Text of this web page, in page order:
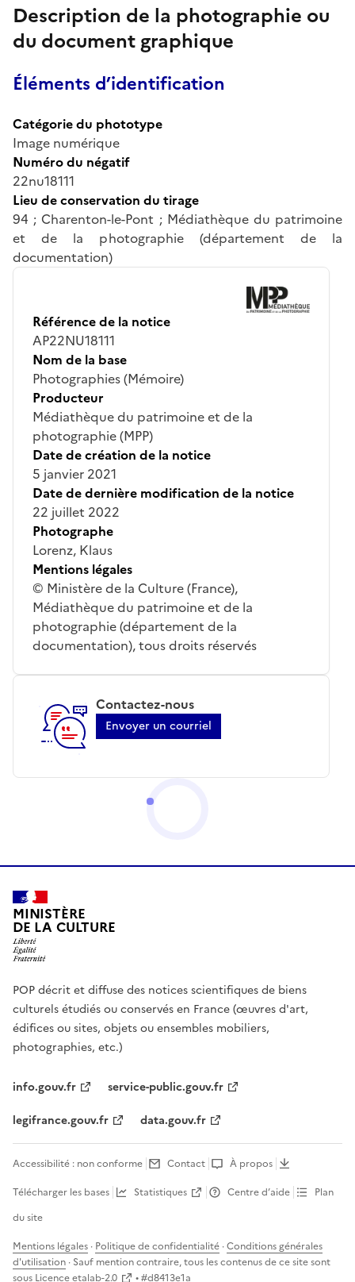
Description de la photographie ou
du document graphique
Éléments d’identification
Catégorie du phototype
Image numérique
Numéro du négatif
22nu18111
Lieu de conservation du tirage
94 ; Charenton-le-Pont ; Médiathèque du patrimoine
et de la photographie (département de la
documentation)
Référence de la notice
AP22NU18111
Nom de la base
Photographies (Mémoire)
Producteur
Médiathèque du patrimoine et de la
photographie (MPP)
Date de création de la notice
5 janvier 2021
Date de dernière modification de la notice
22 juillet 2022
Photographe
Lorenz, Klaus
Mentions légales
© Ministère de la Culture (France),
Médiathèque du patrimoine et de la
photographie (département de la
documentation), tous droits réservés
Contactez-nous
Envoyer un courriel
MINISTÈRE
DE LA CULTURE
POP décrit et diffuse des notices scientifiques de biens
culturels étudiés ou conservés en France (œuvres d'art,
édifices ou sites, objets ou ensembles mobiliers,
photographies, etc.)
info.gouv.fr
service-public.gouv.fr
legifrance.gouv.fr
data.gouv.fr
Accessibilité : non conforme Contact
À propos
Télécharger les bases
Statistiques Centre d’aide
Plan
du site
Mentions légales · Politique de confidentialité ·Conditions générales
d'utilisation · Sauf mention contraire, tous les contenus de ce site sont
sous Licence etalab-2.0 • #d8413e1a